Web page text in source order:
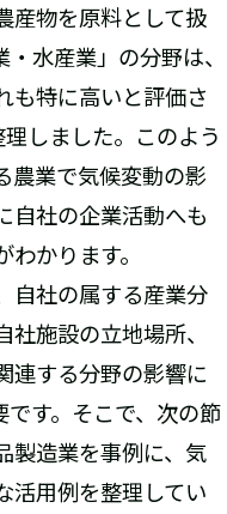
産物を原料として扱
水産業」の分野は、
も特に高いと評価さ
しました。このよう
農業で気候変動の影
自社の企業活動へも
かります。
自社の属する産業分
施設の立地場所、
連する分野の影響に
す。そこで、次の節
製造業を事例に、気
活用例を整理してい